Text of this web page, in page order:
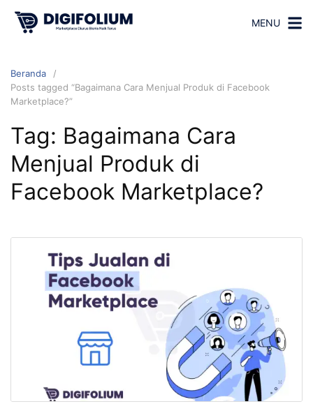
MENU
Beranda
Posts tagged “Bagaimana Cara Menjual Produk di Facebook
Marketplace?”
Tag: Bagaimana Cara
Menjual Produk di
Facebook Marketplace?